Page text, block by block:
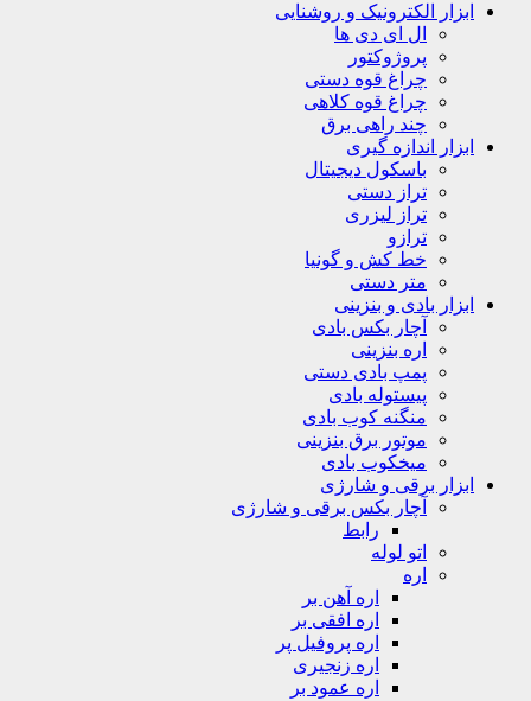
ابزار الکترونیک و روشنایی
ال ای دی ها
پروژوکتور
چراغ قوه دستی
چراغ قوه کلاهی
چند راهی برق
ابزار اندازه گیری
باسکول دیجیتال
تراز دستی
تراز لیزری
ترازو
خط کش و گونیا
متر دستی
ابزار بادی و بنزینی
آچار بکس بادی
اره بنزینی
پمپ بادی دستی
پیستوله بادی
منگنه کوب بادی
موتور برق بنزینی
میخکوب بادی
ابزار برقی و شارژی
آچار بکس برقی و شارژی
رابط
اتو لوله
اره
اره آهن بر
اره افقی بر
اره پروفیل پر
اره زنجیری
اره عمود بر